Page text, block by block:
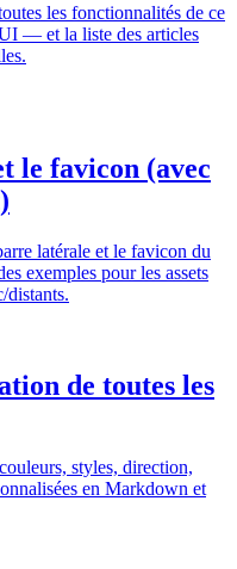
les fonctionnalités de ce
— et la liste des articles
le favicon (avec
latérale et le favicon du
exemples pour les assets
distants.
de toutes les
styles, direction,
en Markdown et